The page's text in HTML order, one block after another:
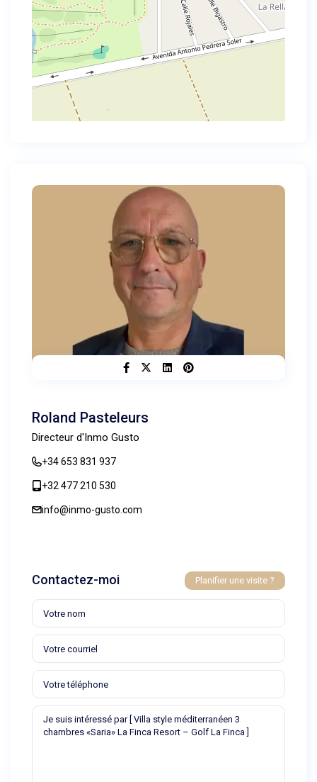
Roland Pasteleurs
Directeur d'Inmo Gusto
+34 653 831 937
+32 477 210 530
info@inmo-gusto.com
Contactez-moi Planifier une visite ?